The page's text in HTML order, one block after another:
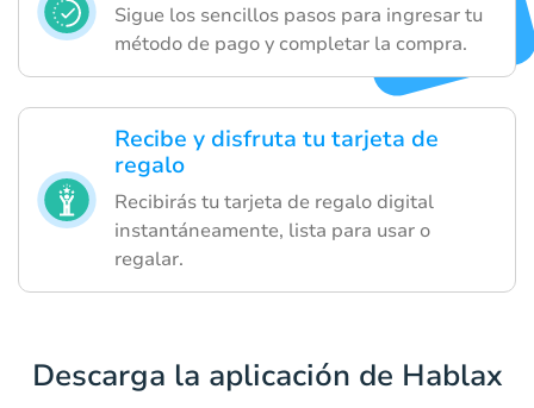
Sigue los sencillos pasos para ingresar tu
método de pago y completar la compra.
Recibe y disfruta tu tarjeta de
regalo
Recibirás tu tarjeta de regalo digital
instantáneamente, lista para usar o
regalar.
Descarga la aplicación de Hablax